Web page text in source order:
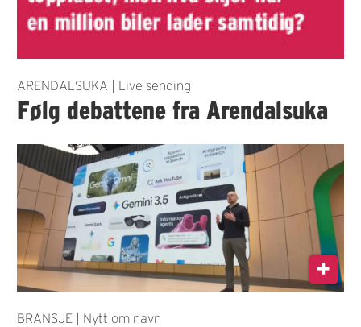
ARENDALSUKA | Live sending
Følg debattene fra Arendalsuka
BRANSJE | Nytt om navn